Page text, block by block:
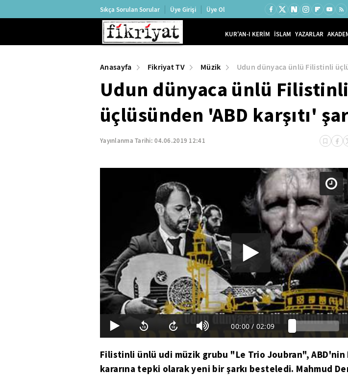
Sıkça Sorulan Sorular Üye Girişi Üye Ol
KUR'AN-I KERİM İSLAM YAZARLAR
Anasayfa Fikriyat TV Müzik Udun dünyaca ünlü Filistinli
Udun dünyaca ünlü Filistinli
üçlüsünden 'ABD karşıtı'
Yayınlanma Tarihi:04.06.2019 12:41
00:00 / 02:09
Filistinli ünlü udi müzik grubu "Le Trio Joubran", ABD'nin
kararına tepki olarak yeni bir şarkı besteledi. Mahmud